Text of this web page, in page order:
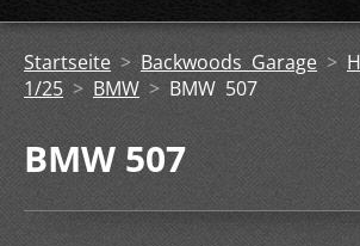
Startseite > Backwoods Garage >
1/25 >BMW > BMW 507
BMW 507